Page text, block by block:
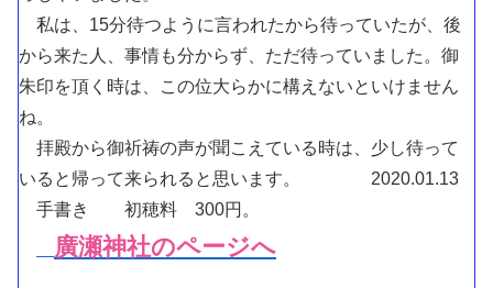
私は、15分待つように言われたから待っていたが、後
から来た人、事情も分からず、ただ待っていました。御
朱印を頂く時は、この位大らかに構えないといけません
ね。
拝殿から御祈祷の声が聞こえている時は、少し待って
いると帰って来られると思います。 2020.01.13
手書き 初穂料 300円。
廣瀬神社のページへ